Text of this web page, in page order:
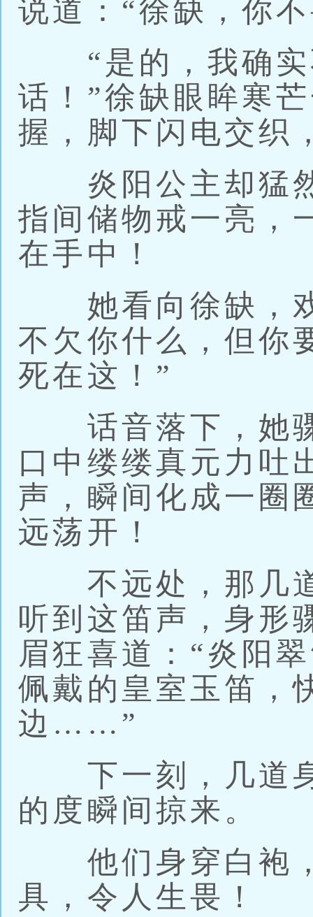
说道：“徐缺，你
“是的，我确实
话！”徐缺眼眸寒
握，脚下闪电交织
炎阳公主却猛然
指间储物戒一亮，
在手中！
她看向徐缺，戏
不欠你什么，但你
死在这！”
话音落下，她骤
口中缕缕真元力吐
声，瞬间化成一圈
远荡开！
不远处，那几道
听到这笛声，身形
眉狂喜道：“炎阳
佩戴的皇室玉笛，
边……”
下一刻，几道身
的度瞬间掠来。
他们身穿白袍，
具，令人生畏！